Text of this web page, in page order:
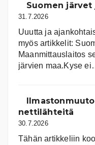
Suomen
31.7.2026
Uuutta ja
myös artikkelit:
Maanmittauslaitos
järvien maa.Kyse
nettilähteitä
30.7.2026
Tähän artikkeliin